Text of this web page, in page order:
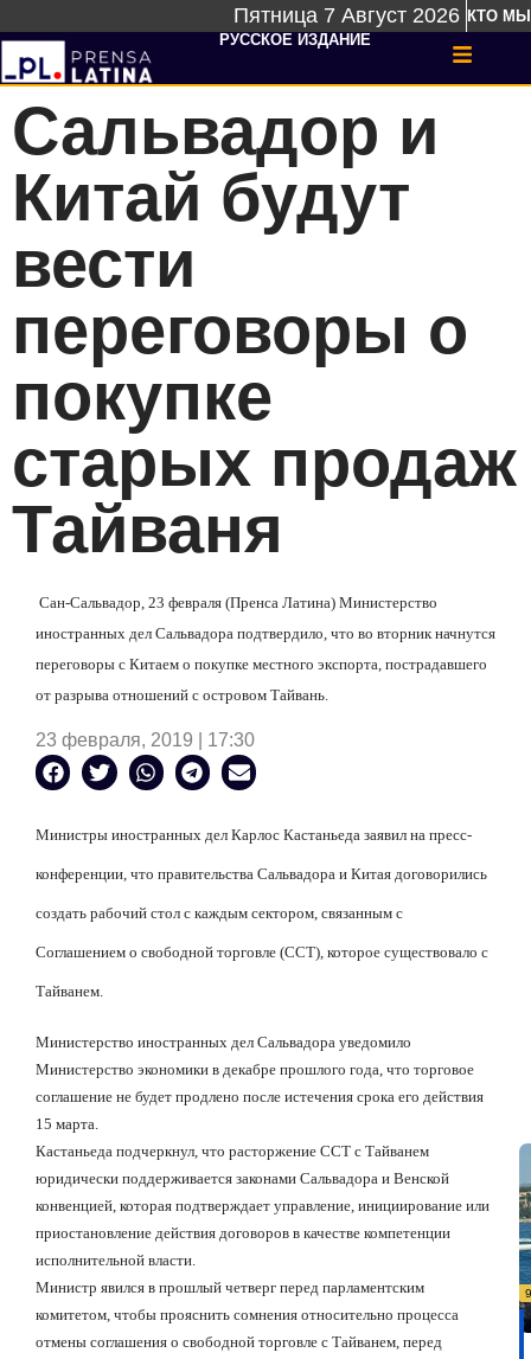
Пятница 7 Август 2026 КТО МЫ
РУССКОЕ ИЗДАНИЕ
Сальвадор и
Китай будут
вести
переговоры о
покупке
старых продаж
Тайваня
Сан-Сальвадор, 23 февраля (Пренса Латина) Министерство
иностранных дел Сальвадора подтвердило, что во вторник начнутся
переговоры с Китаем о покупке местного экспорта, пострадавшего
от разрыва отношений с островом Тайвань.
23 февраля, 2019 | 17:30
Министры иностранных дел Карлос Кастаньеда заявил на пресс-
конференции, что правительства Сальвадора и Китая договорились
создать рабочий стол с каждым сектором, связанным с
Соглашением о свободной торговле (ССТ), которое существовало с
Тайванем.
Министерство иностранных дел Сальвадора уведомило
Министерство экономики в декабре прошлого года, что торговое
соглашение не будет продлено после истечения срока его действия
15 марта.
Кастаньеда подчеркнул, что расторжение ССТ с Тайванем
юридически поддерживается законами Сальвадора и Венской
конвенцией, которая подтверждает управление, инициирование или
приостановление действия договоров в качестве компетенции
исполнительной власти.
Министр явился в прошлый четверг перед парламентским
комитетом, чтобы прояснить сомнения относительно процесса
отмены соглашения о свободной торговле с Тайванем, перед